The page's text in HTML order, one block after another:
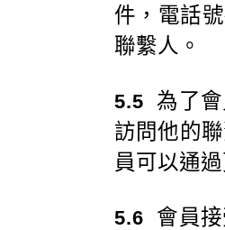
件，電話
聯繫人。
5.5 為了
訪問他的
員可以通
5.6 會員